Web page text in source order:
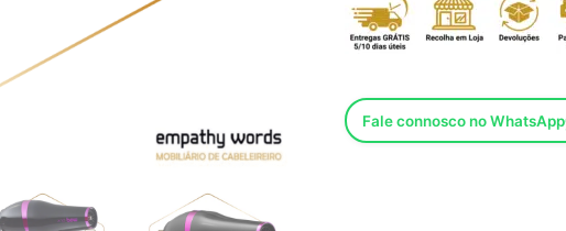
Fale connosco no WhatsApp